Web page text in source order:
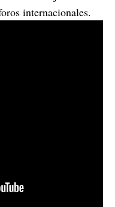
internacionales.